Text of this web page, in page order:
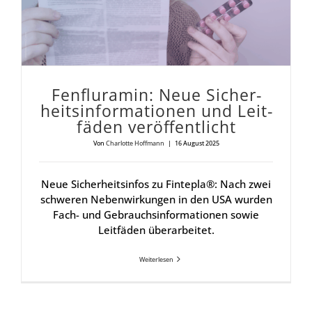
Fen­flu­ra­min: Neue Sicher­
heits­in­for­ma­tio­nen und Leit­
fä­den ver­öf­fent­licht
Von Charlotte Hoffmann | 16 August 2025
Neue Sicherheitsinfos zu Fintepla®: Nach zwei
schweren Nebenwirkungen in den USA wurden
Fach- und Gebrauchsinformationen sowie
Leitfäden überarbeitet.
Weiterlesen